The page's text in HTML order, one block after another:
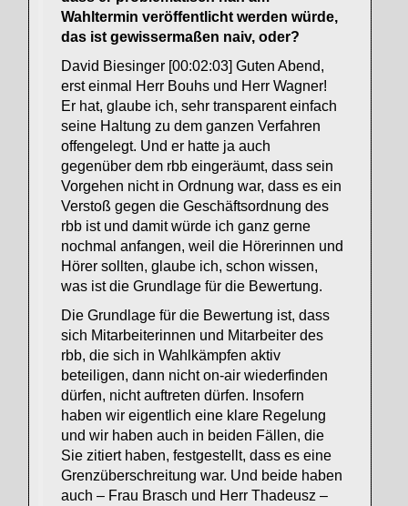
Wahltermin veröffentlicht werden würde,
das ist gewissermaßen naiv, oder?
David Biesinger [00:02:03] Guten Abend,
erst einmal Herr Bouhs und Herr Wagner!
Er hat, glaube ich, sehr transparent einfach
seine Haltung zu dem ganzen Verfahren
offengelegt. Und er hatte ja auch
gegenüber dem rbb eingeräumt, dass sein
Vorgehen nicht in Ordnung war, dass es ein
Verstoß gegen die Geschäftsordnung des
rbb ist und damit würde ich ganz gerne
nochmal anfangen, weil die Hörerinnen und
Hörer sollten, glaube ich, schon wissen,
was ist die Grundlage für die Bewertung.
Die Grundlage für die Bewertung ist, dass
sich Mitarbeiterinnen und Mitarbeiter des
rbb, die sich in Wahlkämpfen aktiv
beteiligen, dann nicht on-air wiederfinden
dürfen, nicht auftreten dürfen. Insofern
haben wir eigentlich eine klare Regelung
und wir haben auch in beiden Fällen, die
Sie zitiert haben, festgestellt, dass es eine
Grenzüberschreitung war. Und beide haben
auch – Frau Brasch und Herr Thadeusz –